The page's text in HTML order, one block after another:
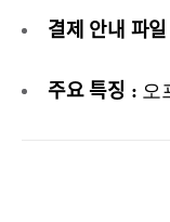
결제 안내 파
주요 특징 : 오